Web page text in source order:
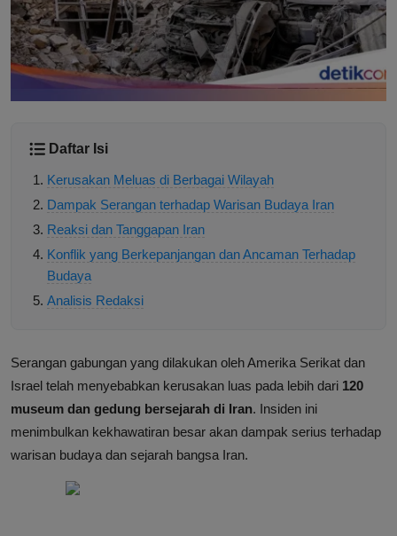
Daftar Isi
Kerusakan Meluas di Berbagai Wilayah
Dampak Serangan terhadap Warisan Budaya Iran
Reaksi dan Tanggapan Iran
Konflik yang Berkepanjangan dan Ancaman Terhadap
Budaya
Analisis Redaksi
Serangan gabungan yang dilakukan oleh Amerika Serikat dan
Israel telah menyebabkan kerusakan luas pada lebih dari 120
museum dan gedung bersejarah di Iran. Insiden ini
menimbulkan kekhawatiran besar akan dampak serius terhadap
warisan budaya dan sejarah bangsa Iran.